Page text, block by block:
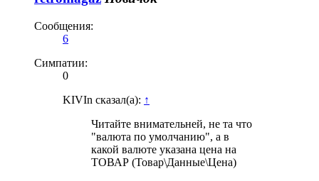
Сообщения:
6
Симпатии:
0
KIVIn сказал(а): ↑
Читайте внимательней, не та что
"валюта по умолчанию", а в
какой валюте указана цена на
ТОВАР (Товар\Данные\Цена)